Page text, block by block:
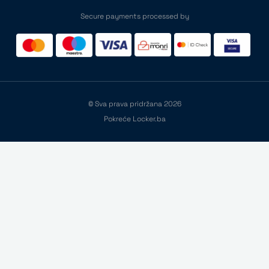
Secure payments processed by
© Sva prava pridržana 2026
Pokreće Locker.ba